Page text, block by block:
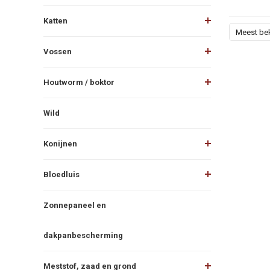
Katten
Vossen
Houtworm / boktor
Wild
Konijnen
Bloedluis
Zonnepaneel en
dakpanbescherming
Meststof, zaad en grond
Meest